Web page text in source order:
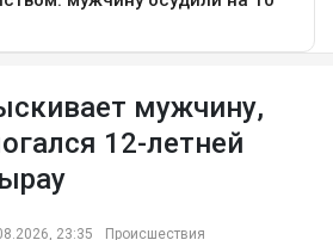
мужчину,
12-летней
23:35 Происшествия